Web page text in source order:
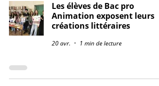
Les élèves de Bac pro
Animation exposent leurs
créations littéraires
20 avr. 1 min de lecture